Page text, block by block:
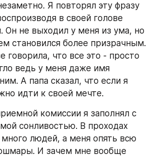
Я повторял эту фразу
в своей голове
Он не выходил у меня из ума, но
становился более призрачным.
говорила, что все это - просто
ведь у меня даже имя
А папа сказал, что если я
идти к своей мечте.
комиссии я заполнял с
сонливостью. В проходах
людей, а меня опять всю
И зачем мне вообще